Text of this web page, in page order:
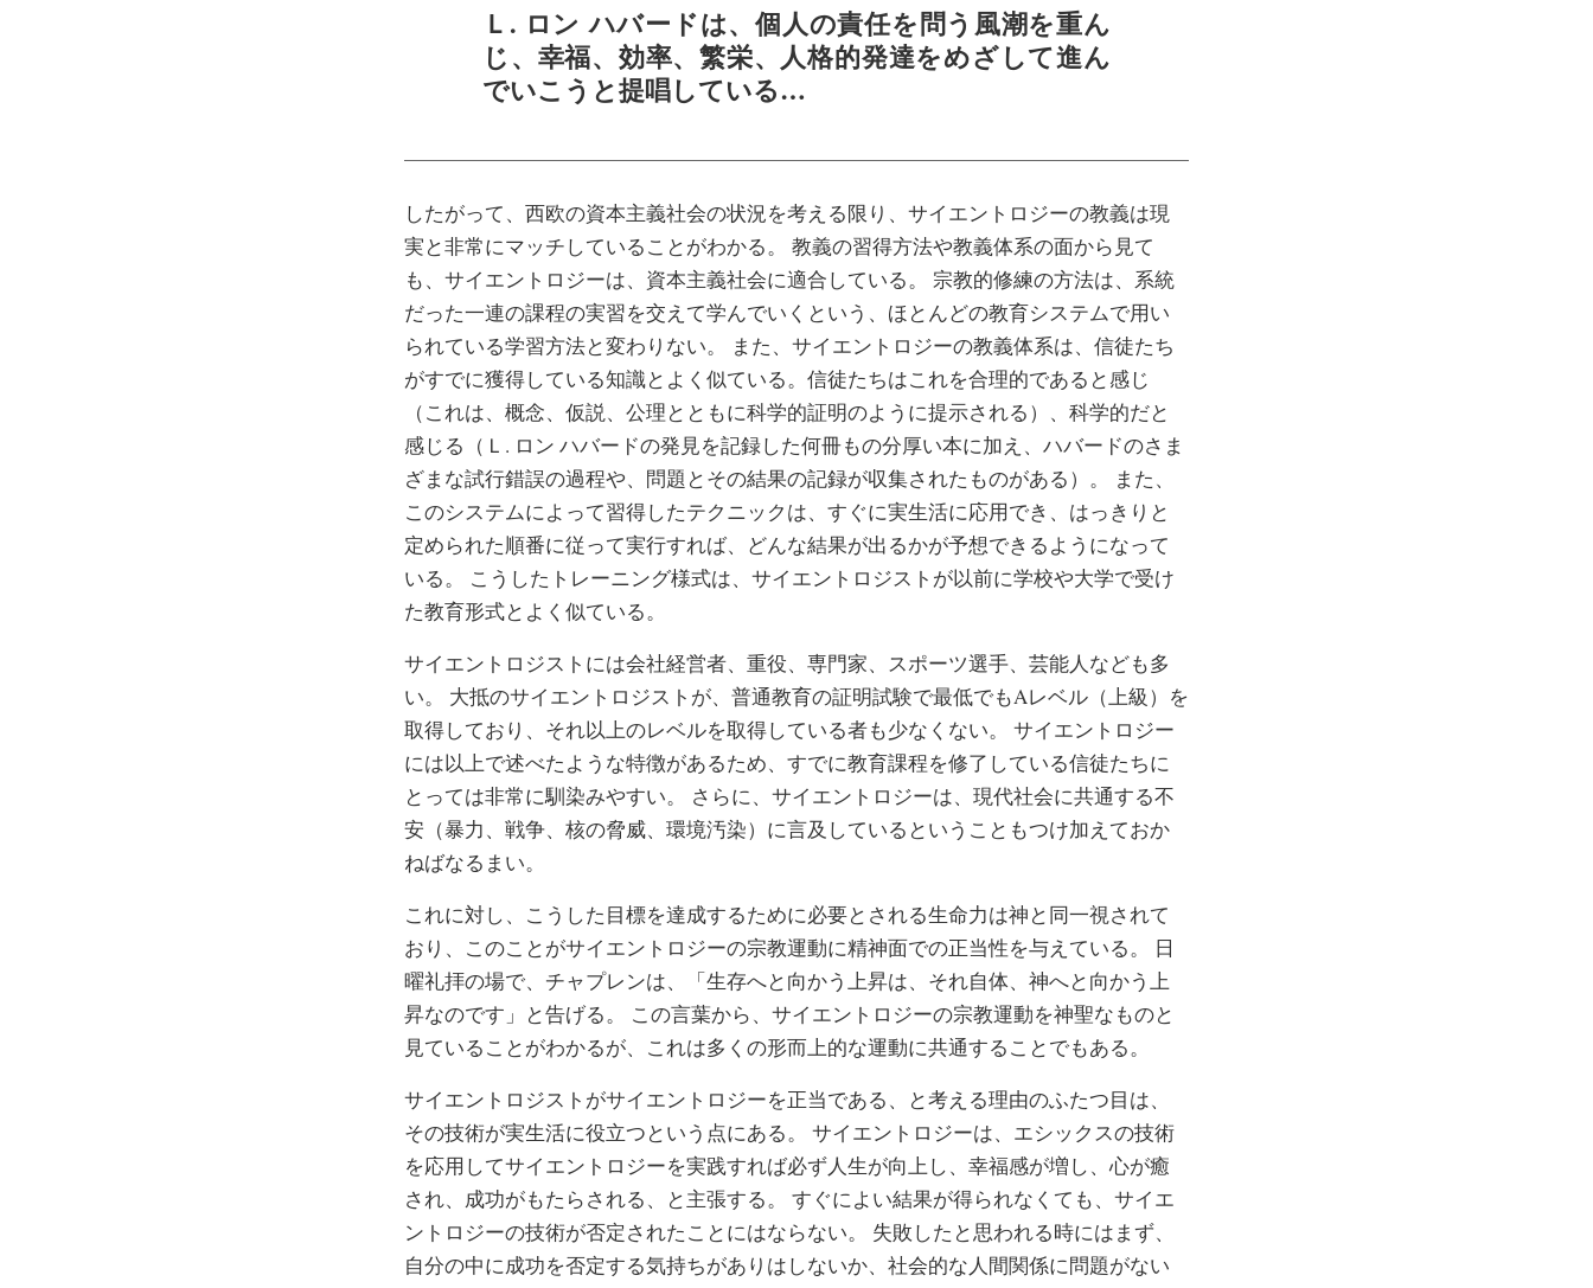
Ｌ. ロン ハバードは、個人の責任を問う風潮を重ん
じ、幸福、効率、繁栄、人格的発達をめざして進ん
でいこうと提唱している…
したがって、西欧の資本主義社会の状況を考える限り、サイエントロジーの教義は現
実と非常にマッチしていることがわかる。 教義の習得方法や教義体系の面から見て
も、サイエントロジーは、資本主義社会に適合している。 宗教的修練の方法は、系統
だった一連の課程の実習を交えて学んでいくという、ほとんどの教育システムで用い
られている学習方法と変わりない。 また、サイエントロジーの教義体系は、信徒たち
がすでに獲得している知識とよく似ている。信徒たちはこれを合理的であると感じ
（これは、概念、仮説、公理とともに科学的証明のように提示される）、科学的だと
感じる（Ｌ. ロン ハバードの発見を記録した何冊もの分厚い本に加え、ハバードのさま
ざまな試行錯誤の過程や、問題とその結果の記録が収集されたものがある）。
また、
このシステムによって習得したテクニックは、すぐに実生活に応用でき、はっきりと
定められた順番に従って実行すれば、どんな結果が出るかが予想できるようになって
いる。 こうしたトレーニング様式は、サイエントロジストが以前に学校や大学で受け
た教育形式とよく似ている。
サイエントロジストには会社経営者、重役、専門家、スポーツ選手、芸能人なども多
い。 大抵のサイエントロジストが、普通教育の証明試験で最低でもAレベル（上級）を
取得しており、それ以上のレベルを取得している者も少なくない。
サイエントロジー
には以上で述べたような特徴があるため、すでに教育課程を修了している信徒たちに
とっては非常に馴染みやすい。 さらに、サイエントロジーは、現代社会に共通する不
安（暴力、戦争、核の脅威、環境汚染）に言及しているということもつけ加えておか
ねばなるまい。
これに対し、こうした目標を達成するために必要とされる生命力は神と同一視されて
おり、このことがサイエントロジーの宗教運動に精神面での正当性を与えている。 日
曜礼拝の場で、チャプレンは、「生存へと向かう上昇は、それ自体、神へと向かう上
昇なのです」と告げる。 この言葉から、サイエントロジーの宗教運動を神聖なものと
見ていることがわかるが、これは多くの形而上的な運動に共通することでもある。
サイエントロジストがサイエントロジーを正当である、と考える理由のふたつ目は、
その技術が実生活に役立つという点にある。 サイエントロジーは、エシックスの技術
を応用してサイエントロジーを実践すれば必ず人生が向上し、幸福感が増し、心が癒
され、成功がもたらされる、と主張する。
すぐによい結果が得られなくても、サイエ
ントロジーの技術が否定されたことにはならない。 失敗したと思われる時にはまず、
自分の中に成功を否定する気持ちがありはしないか、社会的な人間関係に問題がない